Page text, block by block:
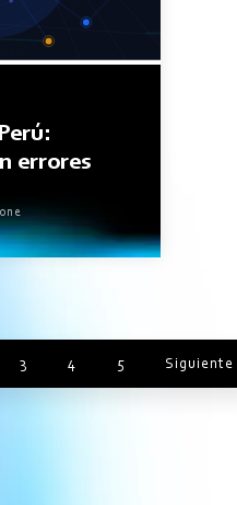
errores
3 4 5 Siguiente